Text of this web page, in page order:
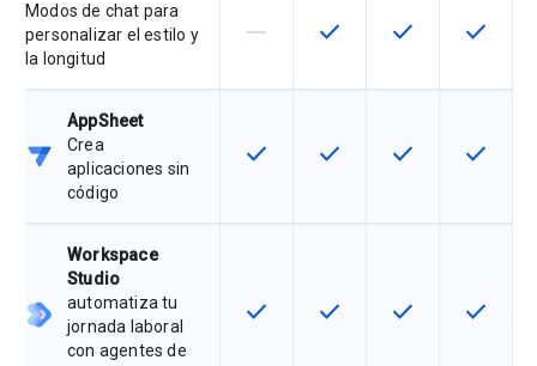
Modos de chat para
personalizar el estilo y
la longitud
Esta función no es compatible con
horizontal_rule Esta función está
check Esta función
check Esta
check
AppSheet
Crea
aplicaciones sin
código
Esta función está disponible para
check Esta función está
check Esta función
check Esta
check
Workspace
Studio
automatiza tu
jornada laboral
con agentes de
Esta función está disponible para
check Esta función está
check Esta función
check Esta
check